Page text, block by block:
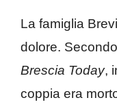
La famiglia
dolore.
Brescia Today,
coppia era